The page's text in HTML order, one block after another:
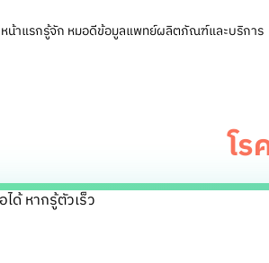
หน้าแรกรู้จัก หมอดีข้อมูลแพทย์ผลิตภัณฑ์และบริการ
โร